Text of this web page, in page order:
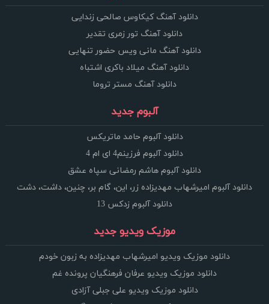
دانلود آهنگ کیکاوس صالحی زندایی
دانلود آهنگ تور زمری تقدیر
دانلود آهنگ مانی ویس حضور تنهایی
دانلود آهنگ میلاد باکری اشتباه
دانلود آهنگ مستر تروما
آلبوم جدید
دانلود آلبوم حامد ماتریکس
دانلود آلبوم فرزینم4 ای ام 4
دانلود آلبوم هاشم رمضانی سپاه عشق
دانلود آلبوم امیرشهاب مهدیزاده زر، این، گام بر، چنین، داشت، دشت
دانلود آلبوم زدکس 13
موزیک ویدیو جدید
دانلود موزیک ویدیو امیرشهاب مهدیزاده به زبون خودم
دانلود موزیک ویدیو عرفان فرهنگیان پرونده غم
دانلود موزیک ویدیو علی جبلی آزادی